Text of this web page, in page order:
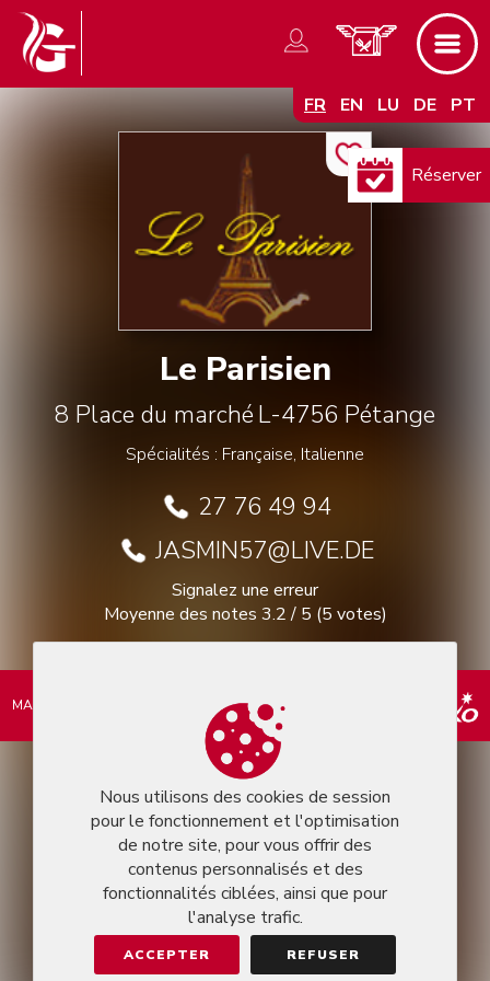
FR EN LU DE PT
Le Parisien
8 Place du marché L-4756 Pétange
Spécialités : Française, Italienne
27 76 49 94
JASMIN57@LIVE.DE
Signalez une erreur
Moyenne des notes 3.2/ 5 (5 votes)
Réserver
Nous utilisons des cookies de session
pour le fonctionnement et l'optimisation
de notre site, pour vous offrir des
contenus personnalisés et des
fonctionnalités ciblées, ainsi que pour
l'analyse trafic.
ACCEPTER REFUSER
MARKEASY © 2026